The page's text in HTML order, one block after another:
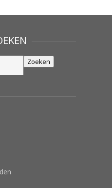
Zoeken